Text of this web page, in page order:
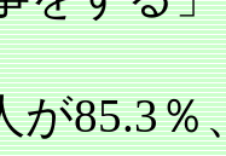
が85.3％